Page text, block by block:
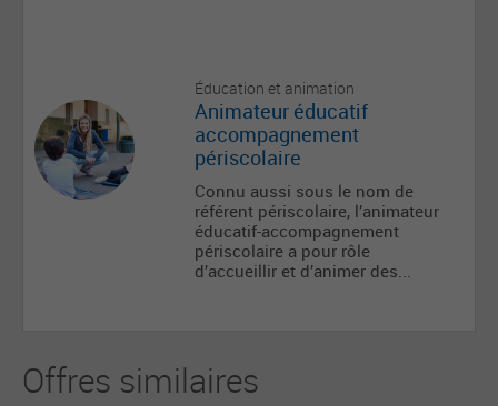
Éducation et animation
Animateur éducatif
accompagnement
périscolaire
Connu aussi sous le nom de
référent périscolaire, l’animateur
éducatif-accompagnement
périscolaire a pour rôle
d’accueillir et d’animer des...
Offres similaires